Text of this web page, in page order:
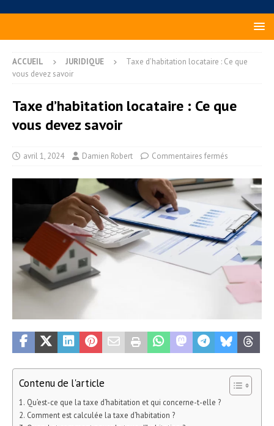
ACCUEIL JURIDIQUE
Taxe d’habitation locataire : Ce que
vous devez savoir
Taxe d’habitation locataire : Ce que
vous devez savoir
avril 1, 2024 Damien Robert Commentaires fermés
Contenu de l'article
Qu’est-ce que la taxe d’habitation et qui concerne-t-elle ?
Comment est calculée la taxe d’habitation ?